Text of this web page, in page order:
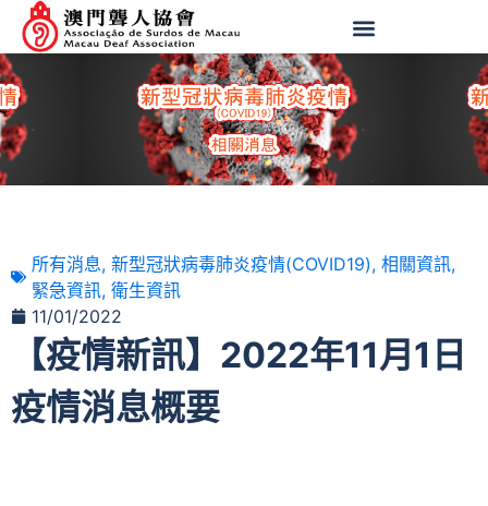
所有消息, 新型冠狀病毒肺炎疫情(COVID19), 相關資訊,
緊急資訊, 衛生資訊
11/01/2022
【疫情新訊】2022年11月1日
疫情消息概要